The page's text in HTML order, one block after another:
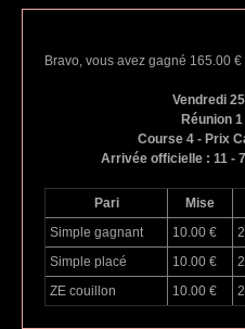
Bravo, vous avez gagné 165.00
Vendredi
Réunion 1
Course 4 - Prix
Arrivée officielle : 11 -
Pari Mise
Simple gagnant
10.00 €
2
Simple placé
10.00 €
2
ZE couillon
10.00 € 2